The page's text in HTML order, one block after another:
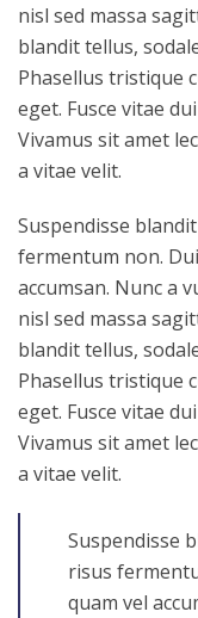
nisl sed massa
blandit tellus,
Phasellus tristique
eget. Fusce vitae
Vivamus sit amet
a vitae velit.
Suspendisse
fermentum non.
accumsan. Nunc a
nisl sed massa
blandit tellus,
Phasellus tristique
eget. Fusce vitae
Vivamus sit amet
a vitae velit.
Suspendisse
risus
quam vel